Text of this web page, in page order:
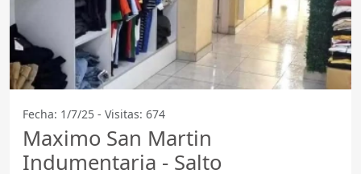
Fecha: 1/7/25 - Visitas: 674
Maximo San Martin
Indumentaria - Salto